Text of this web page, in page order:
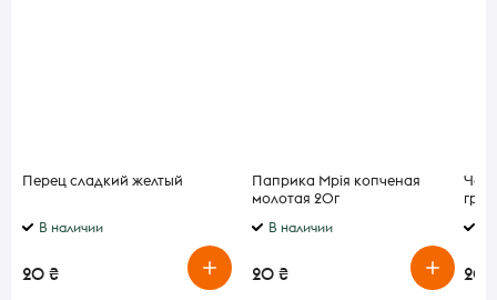
Перец сладкий желтый
В наличии
20 ₴
Паприка Мрія копченая
молотая 20г
В наличии
20 ₴ 20